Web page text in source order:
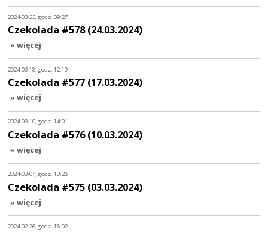
2024-03-25, godz. 09:27
Czekolada #578 (24.03.2024)
» więcej
2024-03-18, godz. 12:19
Czekolada #577 (17.03.2024)
» więcej
2024-03-10, godz. 14:01
Czekolada #576 (10.03.2024)
» więcej
2024-03-04, godz. 13:28
Czekolada #575 (03.03.2024)
» więcej
2024-02-26, godz. 18:02